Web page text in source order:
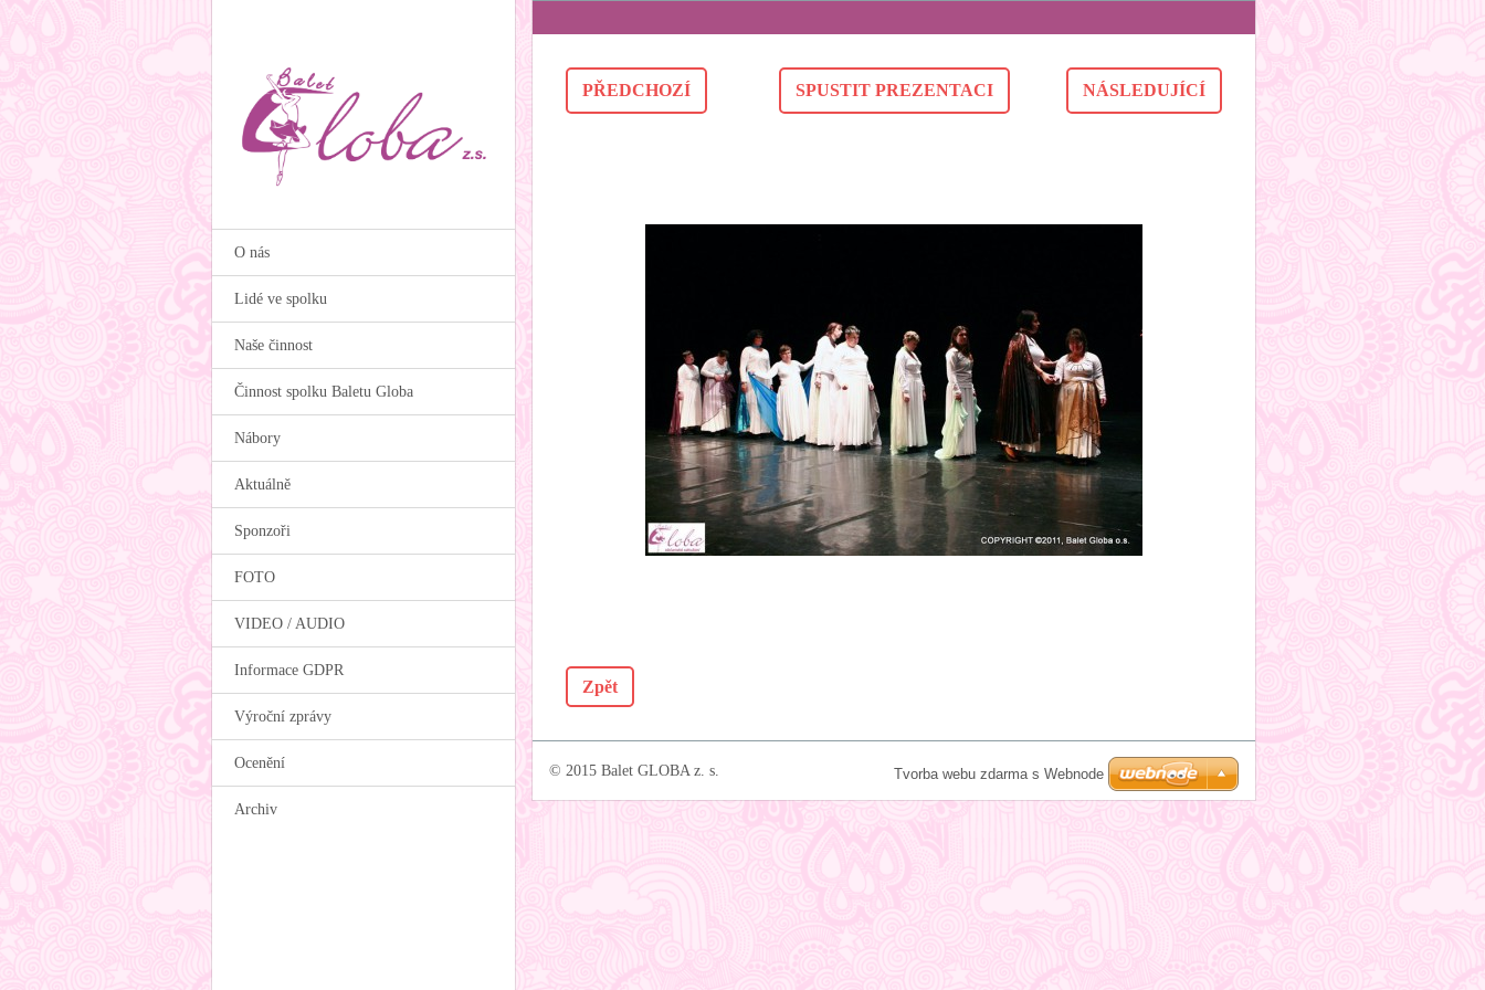
O nás
Lidé ve spolku
Naše činnost
Činnost spolku Baletu Globa
Nábory
Aktuálně
Sponzoři
FOTO
VIDEO / AUDIO
Informace GDPR
Výroční zprávy
Ocenění
Archiv
PŘEDCHOZÍ SPUSTIT PREZENTACI NÁSLEDUJÍCÍ
Zpět
© 2015 Balet GLOBA z. s. Tvorba webu zdarma s Webnode